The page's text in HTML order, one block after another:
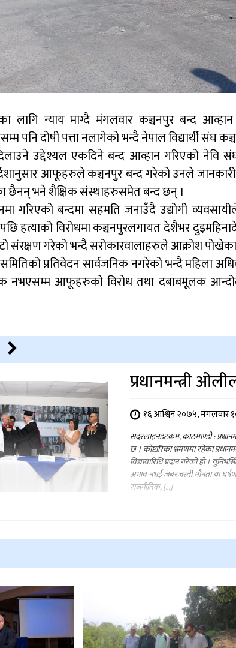
लागि न्याय माग्दै मंगलवार कञ्चनपुर बन्द
पनि दोषी पत्ता नलागेको भन्दै नेपाल विद्यार्थी संघ
दिलाउने उद्देश्यल एकदिने बन्द आव्हान गरिएको
आफूहरुले कञ्चनपुर बन्द गरेको उनले
छैनन् भने शैक्षिक संस्थाहरुसमेत बन्द छन् ।
गरिएको बन्दमा सहमति जनाउँदै उद्योगी
हत्याको विरोधमा कञ्चनपुरलगायत देशैभर
संरक्षण गरेको भन्दै सरोकारवालाहरुले आक्रोश
प्रतिवेदन सार्वजनिक नगरेको भन्दै महिला
नभएसम्म आफूहरुको विरोध तथा दबाबमूलक
प्रधानमन्त्री
१६ आश्विन २०७५, मंगलवार
सदरलाइनडटकम, काठमाण्डौ :
छ । कोष्टारिका भ्रमणमा रहेका
विद्यावारिधि प्रदान गरेको हो ।
अभाव नभई जबरजस्ती मौनता या
राजनीतिक, […]